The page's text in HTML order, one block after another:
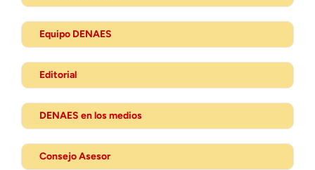
Equipo DENAES
Editorial
DENAES en los medios
Consejo Asesor